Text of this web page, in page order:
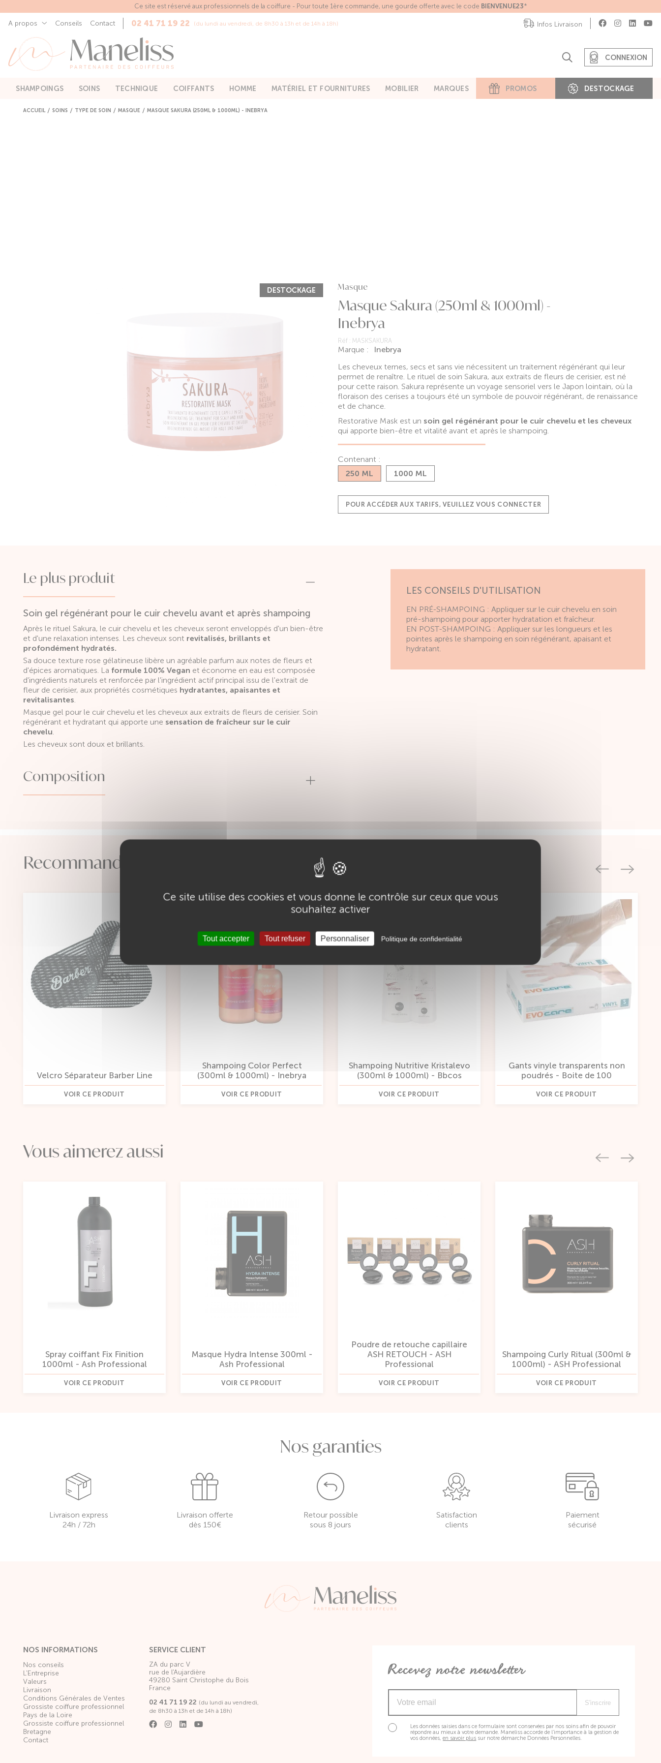
Ce site est réservé aux professionnels de la coiffure - Pour toute 1ère commande, une gourde offerte avec le code BIENVENUE23*
A propos Conseils Contact 02 41 71 19 22 (du lundi au vendredi, de 8h30 à 13h et de 14h à 18h)
SHAMPOINGS SOINS TECHNIQUE COIFFANTS HOMME MATÉRIEL ET FOURNITURES MOBILIER MARQUES PROMOS DESTOCKAGE
CONNEXION
Infos Livraison
ACCUEIL SOINS TYPE DE SOIN MASQUE MASQUE SAKURA (250ML & 1000ML) - INEBRYA
DESTOCKAGE Masque
Masque Sakura (250ml & 1000ml) -
Inebrya
Réf : MASKSAKURA
Marque :
Inebrya
Les cheveux ternes, secs et sans vie nécessitent un traitement régénérant qui leur
permet de renaître. Le rituel de soin Sakura, aux extraits de fleurs de cerisier, est né
pour cette raison. Sakura représente un voyage sensoriel vers le Japon lointain, où la
floraison des cerises a toujours été un symbole de pouvoir régénérant, de renaissance
et de chance.
Restorative Mask est un soin gel régénérant pour le cuir chevelu et les cheveux
qui apporte bien-être et vitalité avant et après le shampoing.
Contenant :
250 ML
1000 ML
POUR ACCÉDER AUX TARIFS, VEUILLEZ VOUS CONNECTER
Le plus produit
Soin gel régénérant pour le cuir chevelu avant et après shampoing
Après le rituel Sakura, le cuir chevelu et les cheveux seront enveloppés d'un bien-être
et d'une relaxation intenses. Les cheveux sont revitalisés, brillants et
profondément hydratés.
Sa douce texture rose gélatineuse libère un agréable parfum aux notes de fleurs et
d'épices aromatiques. La formule 100% Vegan et économe en eau est composée
d'ingrédients naturels et renforcée par l'ingrédient actif principal issu de l'extrait de
fleur de cerisier, aux propriétés cosmétiques hydratantes, apaisantes et
revitalisantes.
Masque gel pour le cuir chevelu et les cheveux aux extraits de fleurs de cerisier. Soin
régénérant et hydratant qui apporte une sensation de fraîcheur sur le cuir
chevelu.
Les cheveux sont doux et brillants.
Composition
LES CONSEILS D'UTILISATION
EN PRÉ-SHAMPOING : Appliquer sur le cuir chevelu en soin
pré-shampoing pour apporter hydratation et fraîcheur.
EN POST-SHAMPOING : Appliquer sur les longueurs et les
pointes après le shampoing en soin régénérant, apaisant et
hydratant.
Recommandé pour vous
Velcro Séparateur Barber Line
VOIR CE PRODUIT
Shampoing Color Perfect
(300ml & 1000ml) - Inebrya
VOIR CE PRODUIT
Shampoing Nutritive Kristalevo
(300ml & 1000ml) - Bbcos
VOIR CE PRODUIT
Gants vinyle transparents non
poudrés - Boite de 100
VOIR CE PRODUIT
Vous aimerez aussi
Spray coiffant Fix Finition
1000ml - Ash Professional
VOIR CE PRODUIT
Masque Hydra Intense 300ml -
Ash Professional
VOIR CE PRODUIT
Poudre de retouche capillaire
ASH RETOUCH - ASH
Professional
VOIR CE PRODUIT
Shampoing Curly Ritual (300ml &
1000ml) - ASH Professional
VOIR CE PRODUIT
Nos garanties
Livraison express
24h / 72h
Livraison offerte
dès 150€
Retour possible
sous 8 jours
Satisfaction
clients
Paiement
sécurisé
NOS INFORMATIONS
Nos conseils
L'Entreprise
Valeurs
Livraison
Conditions Générales de Ventes
Grossiste coiffure professionnel
Pays de la Loire
Grossiste coiffure professionnel
Bretagne
Contact
SERVICE CLIENT
ZA du parc V
rue de l'Aujardière
49280 Saint Christophe du Bois
France
02 41 71 19 22 (du lundi au vendredi,
de 8h30 à 13h et de 14h à 18h)
Recevez notre newsletter
S'inscrire
Les données saisies dans ce formulaire sont conservées par nos soins afin de pouvoir
répondre au mieux à votre demande. Maneliss accorde de l’importance à la gestion de
vos données,en savoir plus sur notre démarche Données Personnelles.
Ce site utilise des cookies et vous donne le contrôle sur ceux que vous
souhaitez activer
Tout accepter Tout refuser Personnaliser Politique de confidentialité